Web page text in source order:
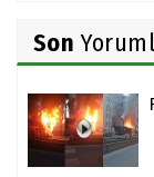
Son